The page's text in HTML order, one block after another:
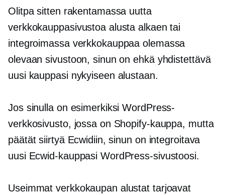
Olitpa sitten rakentamassa uutta
verkkokauppasivustoa alusta alkaen tai
integroimassa verkkokauppaa olemassa
olevaan sivustoon, sinun on ehkä yhdistettävä
uusi kauppasi nykyiseen alustaan.
Jos sinulla on esimerkiksi WordPress-
verkkosivusto, jossa on Shopify-kauppa, mutta
päätät siirtyä Ecwidiin, sinun on integroitava
uusi Ecwid-kauppasi WordPress-sivustoosi.
Useimmat verkkokaupan alustat tarjoavat